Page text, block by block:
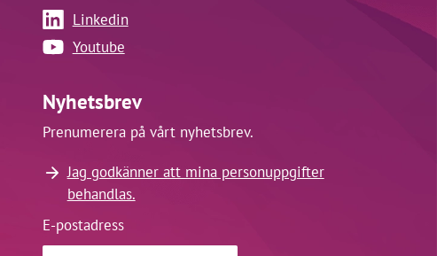
Linkedin
Youtube
Nyhetsbrev
Prenumerera på vårt nyhetsbrev.
Jag godkänner att mina personuppgifter
behandlas.
E-postadress